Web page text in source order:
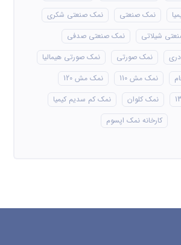
نمک صنعتی
نمک صنعتی شکری
شیلاتی
نمک صنعتی صدفی
نمک صورتی
نمک صورتی هیمالیا
نمک مش 110
نمک مش 120
نمک کلوان
نمک کم سدیم کیمیا
کارخانه نمک اپسوم